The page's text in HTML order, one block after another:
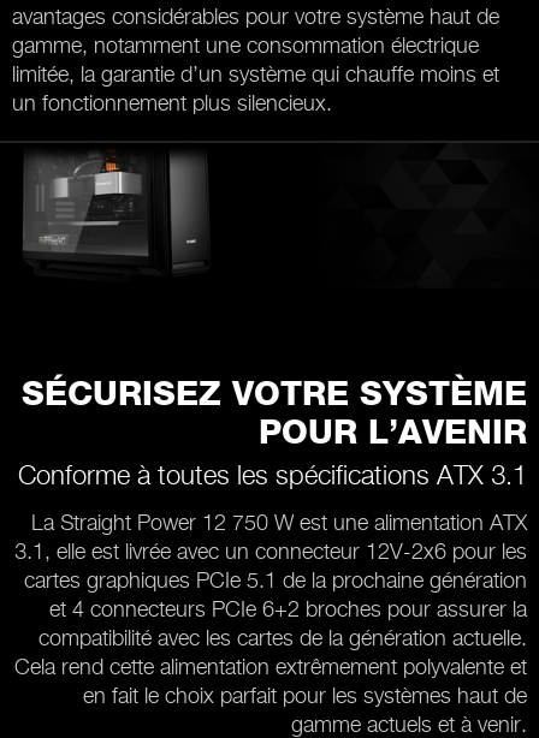
avantages considérables pour votre système haut de
gamme, notamment une consommation électrique
limitée, la garantie d’un système qui chauffe moins et
un fonctionnement plus silencieux.
SÉCURISEZ VOTRE SYSTÈME
POUR L’AVENIR
Conforme à toutes les spécifications ATX 3.1
La Straight Power 12 750 W est une alimentation ATX
3.1, elle est livrée avec un connecteur 12V-2x6 pour les
cartes graphiques PCIe 5.1 de la prochaine génération
et 4 connecteurs PCIe 6+2 broches pour assurer la
compatibilité avec les cartes de la génération actuelle.
Cela rend cette alimentation extrêmement polyvalente et
en fait le choix parfait pour les systèmes haut de
gamme actuels et à venir.